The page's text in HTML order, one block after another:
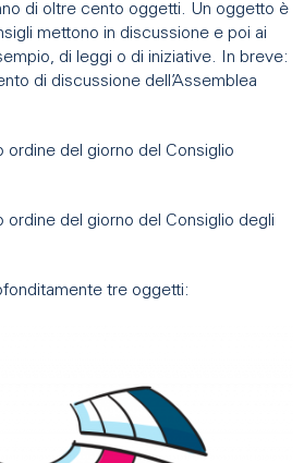
di oltre cento oggetti. Un oggetto è
mettono in discussione e poi ai
di leggi o di iniziative. In breve:
di discussione dell’Assemblea
ordine del giorno del Consiglio
ordine del giorno del Consiglio degli
tre oggetti: